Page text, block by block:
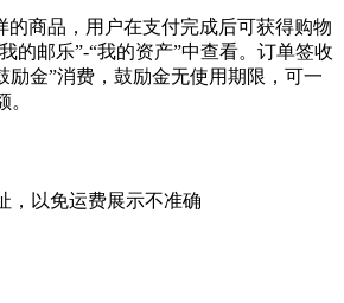
的商品，用户在支付完成后可获得购物
的邮乐”-“我的资产”中查看。订单签收
励金”消费，鼓励金无使用期限，可一
，以免运费展示不准确